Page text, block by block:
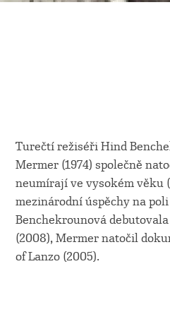
Turečtí režiséři Hind
Mermer (1974) společně
neumírají ve vysokém věku
mezinárodní úspěchy na
Benchekrounová
(2008), Mermer natočil
of Lanzo (2005).